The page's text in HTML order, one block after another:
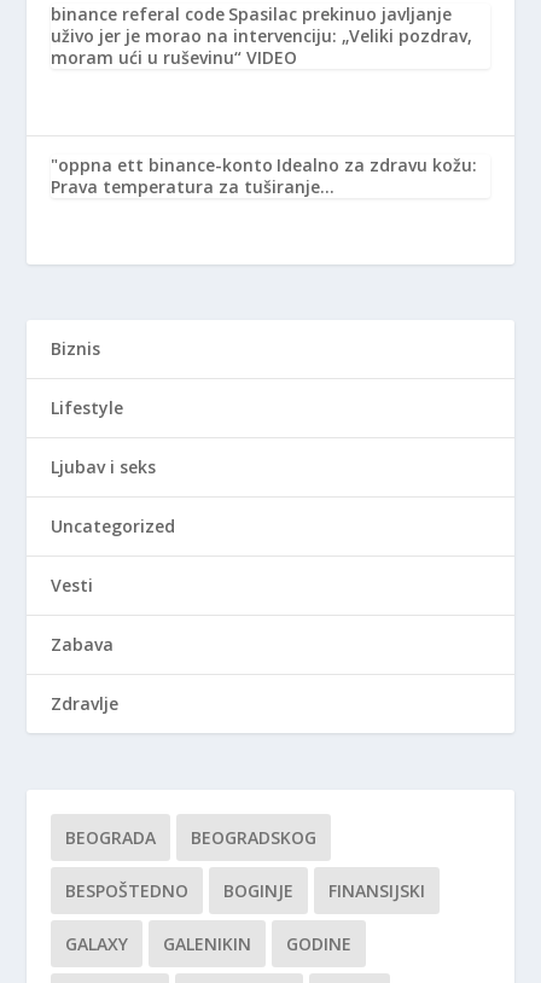
binance referal code Spasilac prekinuo javljanje
uživo jer je morao na intervenciju: „Veliki pozdrav,
moram ući u ruševinu“ VIDEO
"oppna ett binance-konto Idealno za zdravu kožu:
Prava temperatura za tuširanje…
Biznis
Lifestyle
Ljubav i seks
Uncategorized
Vesti
Zabava
Zdravlje
BEOGRADA BEOGRADSKOG
BESPOŠTEDNO BOGINJE FINANSIJSKI
GALAXY GALENIKIN GODINE